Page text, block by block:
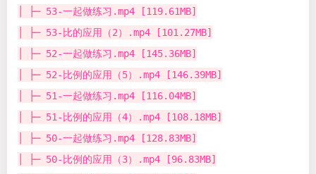
│ ├─ 53-一起做练习.mp4 [119.61MB]
│ ├─ 53-比的应用（2）.mp4 [101.27MB]
│ ├─ 52-一起做练习.mp4 [145.36MB]
│ ├─ 52-比例的应用（5）.mp4 [146.39MB]
│ ├─ 51-一起做练习.mp4 [116.04MB]
│ ├─ 51-比例的应用（4）.mp4 [108.18MB]
│ ├─ 50-一起做练习.mp4 [128.83MB]
│ ├─ 50-比例的应用（3）.mp4 [96.83MB]